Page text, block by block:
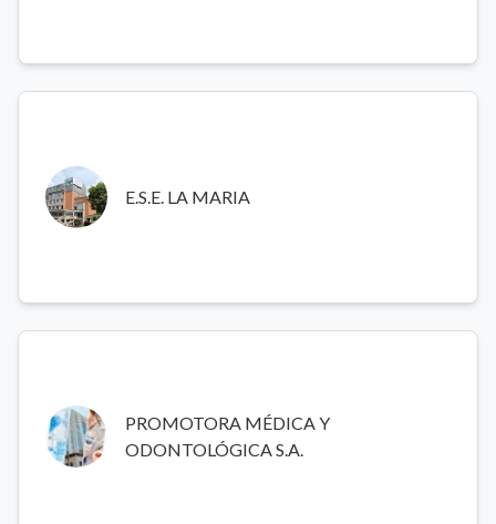
E.S.E. LA MARIA
Hospital público general de alta complejidad en Antioquia,
que presta servicios integrales de consulta externa,
urgencias, internación, cirugía, diálisis y apoyo diagnóstico,
PROMOTORA MÉDICA Y
ODONTOLÓGICA S.A.
Empresa prestadora de servicios de salud especializada en
atención médica y odontológica integral, con amplia
experiencia en programas de salud ocupacional y medicina